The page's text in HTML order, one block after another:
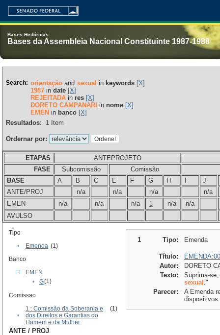
Bases Históricas
Bases da Assembleia Nacional Constituinte 1987-1988
Search: orientaçãoand sexual in keywords [X]
1987in date [X]
REJEITADAin res [X]
DORETO CAMPANARI in nome [X]
EMEN in banco [X]
Resultados:
1Item
Ordernar por:
ETAPAS
ANTEPROJETO
FASE
Subcomissão
Comissão
BASE
A B C E F G H
J
ANTE/PROJ
n/a n/a n/a
n/a
EMEN
n/a n/a n/a 1 n/a
n/a
AVULSO
Tipo
•
Emenda (1)
Banco
EMEN
•
G(1)
Comissao
•
1 : Comissão da Soberania e
dos Direitos e Garantias do
Homem e da Mulher
(1)
ANTE / PROJ
1 Tipo: Emenda
Título:
Autor:
DORETO
Texto:
Suprima-
sexual ."
Parecer:
A Emenda
dispositivos